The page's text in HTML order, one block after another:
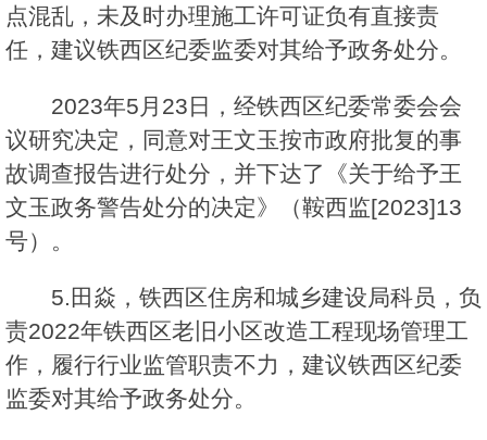
点混乱，未及时办理施工许可证负有直接责
任，建议铁西区纪委监委对其给予政务处分。
2023年5月23日，经铁西区纪委常委会会
议研究决定，同意对王文玉按市政府批复的事
故调查报告进行处分，并下达了《关于给予王
文玉政务警告处分的决定》（鞍西监[2023]13
号）。
5.田焱，铁西区住房和城乡建设局科员，负
责2022年铁西区老旧小区改造工程现场管理工
作，履行行业监管职责不力，建议铁西区纪委
监委对其给予政务处分。